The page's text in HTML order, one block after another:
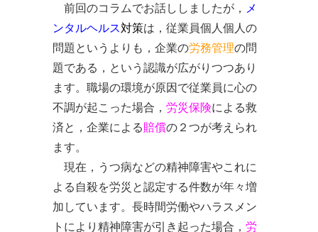
前回のコラムでお話ししましたが，
メ
ンタルヘルス対策は，従業員個人個人の
問題というよりも，企業の労務管理の問
題である，という認識が広がりつつあり
ます。職場の環境が原因で従業員に心の
不調が起こった場合， 労災保険による救
済と，企業による賠償の２つが考えられ
ます。
現在，うつ病などの精神障害やこれに
よる自殺を労災と認定する件数が年々増
加しています。長時間労働やハラスメン
トにより精神障害が引き起った場合， 労